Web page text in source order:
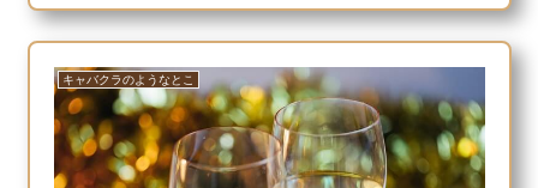
キャバクラのようなとこ